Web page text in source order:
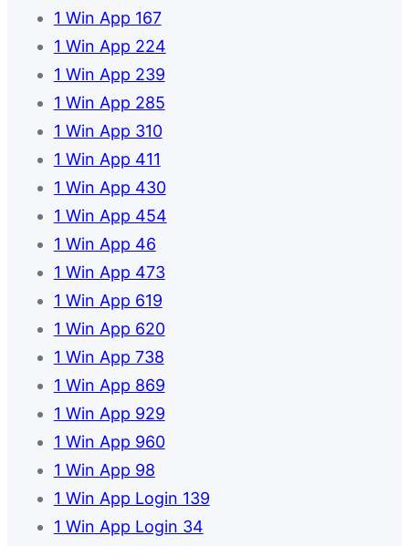
1 Win App 167
1 Win App 224
1 Win App 239
1 Win App 285
1 Win App 310
1 Win App 411
1 Win App 430
1 Win App 454
1 Win App 46
1 Win App 473
1 Win App 619
1 Win App 620
1 Win App 738
1 Win App 869
1 Win App 929
1 Win App 960
1 Win App 98
1 Win App Login 139
1 Win App Login 34